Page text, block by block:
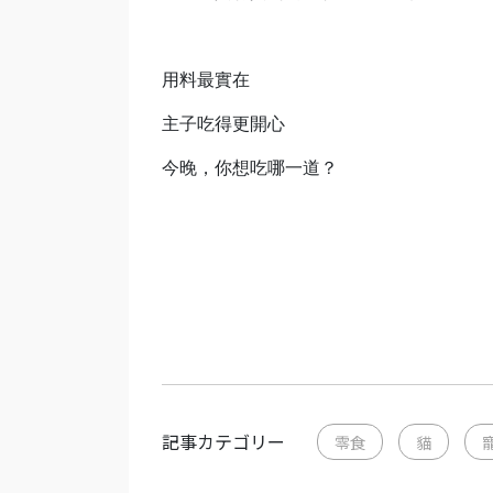
用料最實在
主子吃得更開心
今晚，你想吃哪一道？
記事カテゴリー 零食 貓